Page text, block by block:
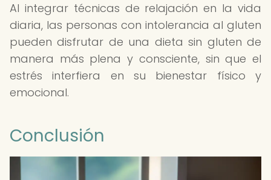
Al integrar técnicas de relajación en la vida
diaria, las personas con intolerancia al gluten
pueden disfrutar de una dieta sin gluten de
manera más plena y consciente, sin que el
estrés interfiera en su bienestar físico y
emocional.
Conclusión